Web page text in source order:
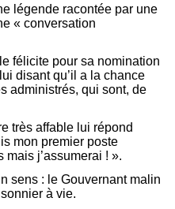
légende racontée par une
« conversation
félicite pour sa nomination
disant qu’il a la chance
administrés, qui sont, de
très affable lui répond
mon premier poste
j’assumerai ! ».
sens : le Gouvernant malin
à vie.